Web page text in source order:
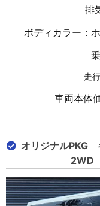
排
ボディカラー：
走
車両本体
オリジナルPKG
2WD